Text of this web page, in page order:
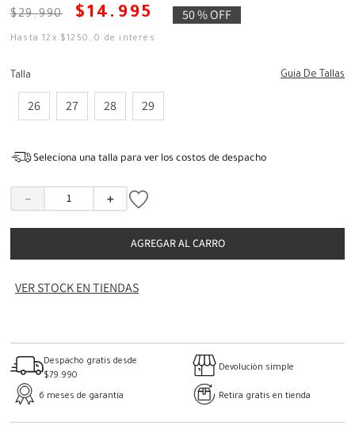
$29.990 $14 . 995 50 %OFF
Hasta12 x $1250 ,0 de interés
Talla Guia De Tallas
26 27 28 29
Seleciona una talla para ver los costos de despacho
＋
－
AGREGAR AL CARRO
VER STOCK EN TIENDAS
Despacho gratis desde
$79.990
Devolución simple
6 meses de garantía Retira gratis en tienda